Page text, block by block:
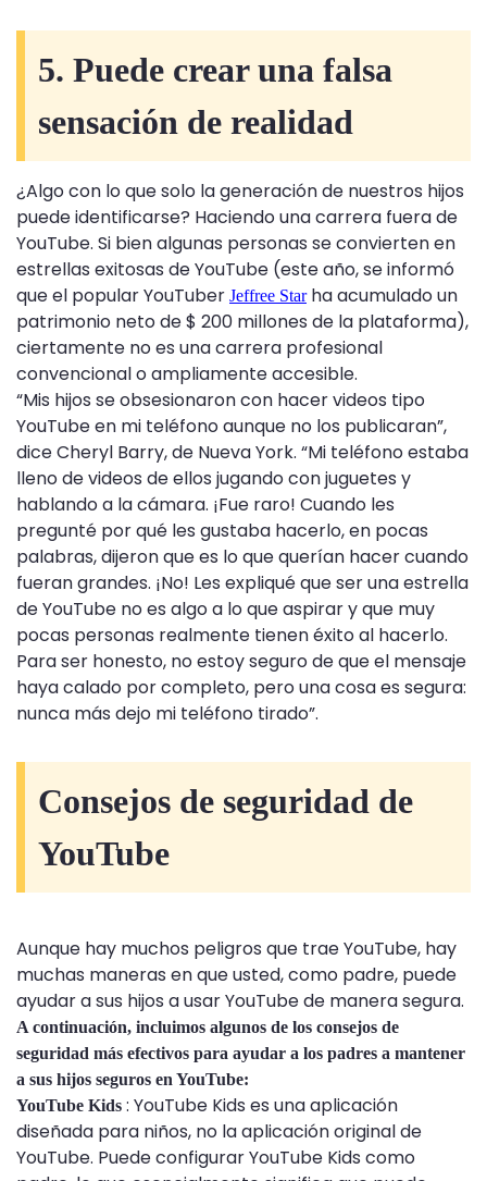
5. Puede crear una falsa
sensación de realidad
¿Algo con lo que solo la generación de nuestros hijos
puede identificarse? Haciendo una carrera fuera de
YouTube. Si bien algunas personas se convierten en
estrellas exitosas de YouTube (este año, se informó
que el popular YouTuber Jeffree Starha acumulado un
patrimonio neto de $ 200 millones de la plataforma),
ciertamente no es una carrera profesional
convencional o ampliamente accesible.
“Mis hijos se obsesionaron con hacer videos tipo
YouTube en mi teléfono aunque no los publicaran”,
dice Cheryl Barry, de Nueva York. “Mi teléfono estaba
lleno de videos de ellos jugando con juguetes y
hablando a la cámara. ¡Fue raro! Cuando les
pregunté por qué les gustaba hacerlo, en pocas
palabras, dijeron que es lo que querían hacer cuando
fueran grandes. ¡No! Les expliqué que ser una estrella
de YouTube no es algo a lo que aspirar y que muy
pocas personas realmente tienen éxito al hacerlo.
Para ser honesto, no estoy seguro de que el mensaje
haya calado por completo, pero una cosa es segura:
nunca más dejo mi teléfono tirado”.
Consejos de seguridad de
YouTube
Aunque hay muchos peligros que trae YouTube, hay
muchas maneras en que usted, como padre, puede
ayudar a sus hijos a usar YouTube de manera segura.
A continuación, incluimos algunos de los consejos de
seguridad más efectivos para ayudar a los padres a mantener
a sus hijos seguros en YouTube:
YouTube Kids : YouTube Kids es una aplicación
diseñada para niños, no la aplicación original de
YouTube. Puede configurar YouTube Kids como